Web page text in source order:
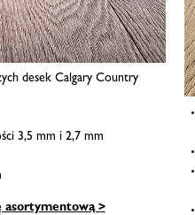
desek Calgary Country
3,5 mm i 2,7 mm
asortymentową >